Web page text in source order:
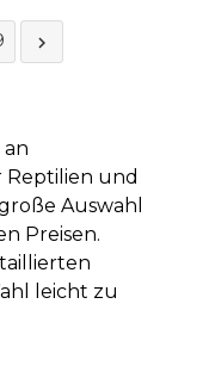

und
Auswahl
Preisen.
leicht zu